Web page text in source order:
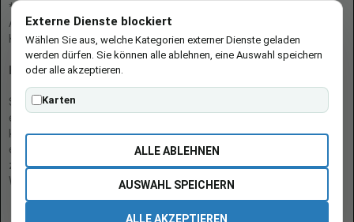
* = Afilliate-Link (=Werbung)
Als Amazon-Partner verdient der Seitenbetreiber an qualifizierten
Käufen.
Hinweis zu Preisen und Verfügbarkeiten
Sofern Produktpreise und Verfügbarkeiten angezeigt werden,
entsprechen diese dem angegebenen Stand (Datum/Uhrzeit) und
können sich auf der verlinkten Seite jederzeit ändern. Für den Kauf
eines Produkts gelten die Angaben zu Preis und Verfügbarkeit, die
zum Kaufzeitpunkt [auf der/den maßgeblichen Amazon-
Website(s)] angezeigt werden.
Externe Dienste blockiert
Wählen Sie aus, welche Kategorien externer Dienste geladen
werden dürfen. Sie können alle ablehnen, eine Auswahl speichern
oder alle akzeptieren.
Karten
ALLE ABLEHNEN
AUSWAHL SPEICHERN
ALLE AKZEPTIEREN